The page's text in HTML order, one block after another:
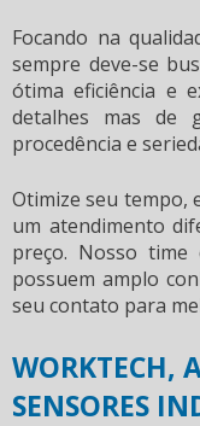
Focando na
sempre deve-se
ótima eficiência e
detalhes mas de
procedência e
Otimize seu tempo,
um atendimento
preço. Nosso time
possuem amplo
seu contato para
WORKTECH,
SENSORES